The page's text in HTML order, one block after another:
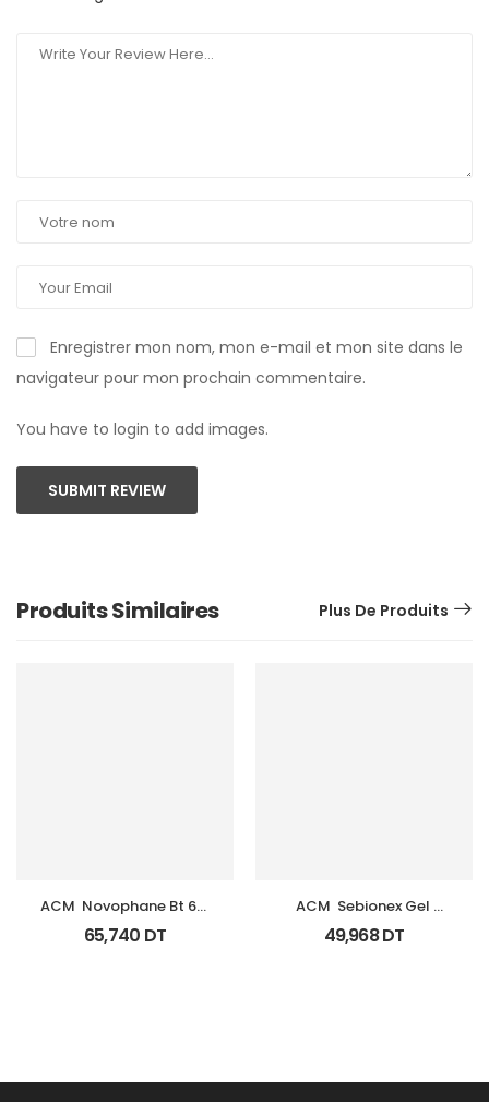
Enregistrer mon nom, mon e-mail et mon site dans le
navigateur pour mon prochain commentaire.
You have to login to add images.
SUBMIT REVIEW
Produits Similaires Plus De Produits
ACM  Novophane Bt 60
Gelules
65,740 DT
ACM  Sebionex Gel
Nettoyant Purifiant Fl
200Ml
49,968DT